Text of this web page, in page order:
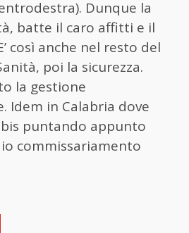
Dunque la
batte il caro affitti e il
così anche nel resto del
poi la sicurezza.
la gestione
Idem in Calabria dove
puntando appunto
commissariamento